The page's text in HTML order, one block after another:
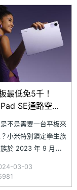
SE 上市將近 10 個
，平板最低價只要 4
夠，實在有夠划算！究
最低免5千！
SE通路空機
不是需要一台平板來
小米特別鎖定學生族
於 2023 年 9 月推
幕，還配置
超大電量，並且通
03-03